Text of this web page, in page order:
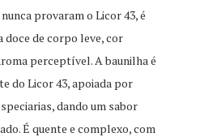
provaram o Licor 43, é
doce de corpo leve, cor
perceptível. A baunilha é
do Licor 43, apoiada por
dando um sabor
É quente e complexo, com